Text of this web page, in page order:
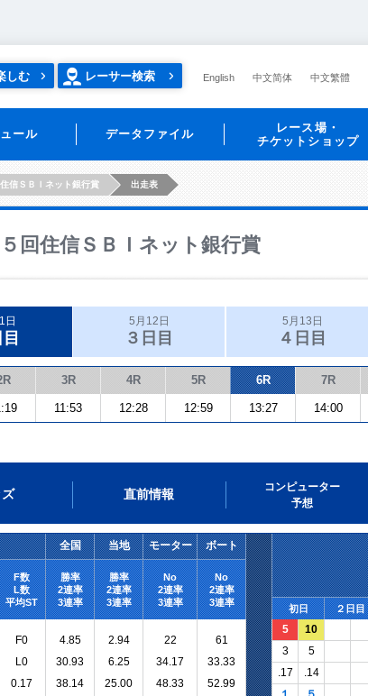
しむ レーサー検索 English 中文简体 中文繁體
ール データファイル
レース場・
チケットショップ
信ＳＢＩネット銀行賞 出走表
回住信ＳＢＩネット銀行賞
日 5月12日
３日目
5月13日
４日目
3R 4R 5R 6R 7R
11:53 12:28 12:59 13:27 14:00
直前情報
コンピューター
予想
全国 当地 モーター ボート
F数
L数
平均ST
勝率
2連率
3連率
勝率
2連率
3連率
No
2連率
3連率
No
2連率
3連率
初日 ２日目
F0
L0
0.17
4.85
30.93
38.14
2.94
6.25
25.00
22
34.17
48.33
61
33.33
52.99
5
10
3
5
.17
.14